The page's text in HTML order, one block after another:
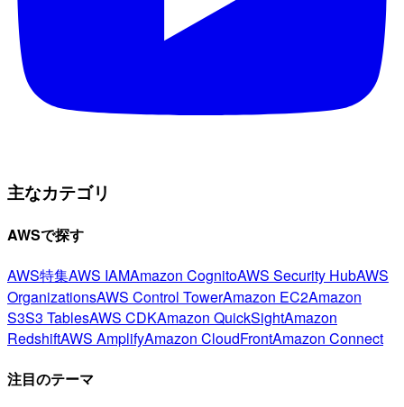
主なカテゴリ
AWSで探す
AWS特集AWS IAMAmazon CognitoAWS Security HubAWS
OrganizationsAWS Control TowerAmazon EC2Amazon
S3S3 TablesAWS CDKAmazon QuickSightAmazon
RedshiftAWS AmplifyAmazon CloudFrontAmazon Connect
注目のテーマ